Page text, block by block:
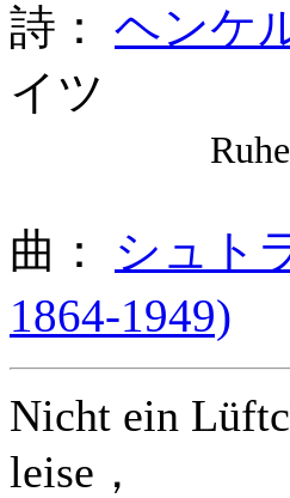
詩： ヘンケ
イツ
Ruhe，
曲： シュト
1864-1949)
Nicht ein
leise，